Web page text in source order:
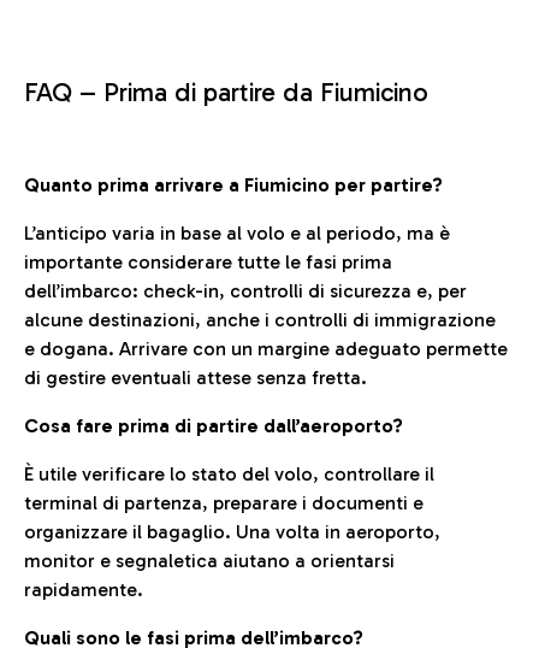
FAQ – Prima di partire da Fiumicino
Quanto prima arrivare a Fiumicino per partire?
L’anticipo varia in base al volo e al periodo, ma è
importante considerare tutte le fasi prima
dell’imbarco: check-in, controlli di sicurezza e, per
alcune destinazioni, anche i controlli di immigrazione
e dogana. Arrivare con un margine adeguato permette
di gestire eventuali attese senza fretta.
Cosa fare prima di partire dall’aeroporto?
È utile verificare lo stato del volo, controllare il
terminal di partenza, preparare i documenti e
organizzare il bagaglio. Una volta in aeroporto,
monitor e segnaletica aiutano a orientarsi
rapidamente.
Quali sono le fasi prima dell’imbarco?